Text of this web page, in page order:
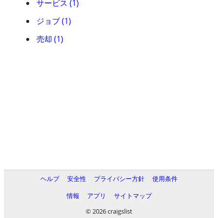
サービス (1)
ジョブ (1)
売却 (1)
ヘルプ 安全性 プライバシー方針
使用条件
情報
アプリ
サイトマップ
© 2026 craigslist